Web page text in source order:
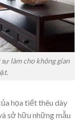
làm cho không gian
họa tiết thêu dày
sở hữu những mẫu